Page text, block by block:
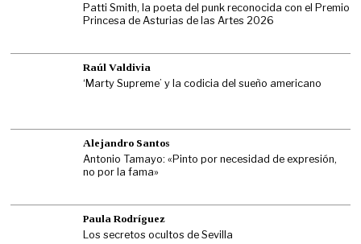
Patti Smith, la poeta del punk reconocida con el Premio
Princesa de Asturias de las Artes 2026
Raúl Valdivia
‘Marty Supreme’ y la codicia del sueño americano
Alejandro Santos
Antonio Tamayo: «Pinto por necesidad de expresión,
no por la fama»
Paula Rodríguez
Los secretos ocultos de Sevilla